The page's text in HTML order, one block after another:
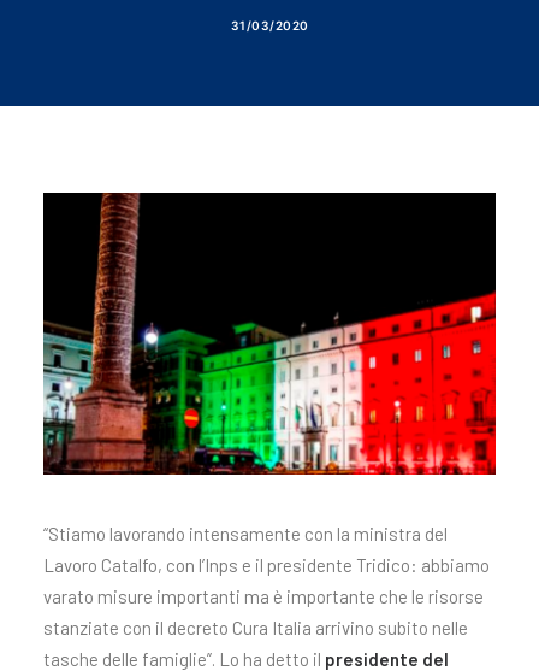
31/03/2020
“Stiamo lavorando intensamente con la ministra del
Lavoro Catalfo, con l’Inps e il presidente Tridico: abbiamo
varato misure importanti ma è importante che le risorse
stanziate con il decreto Cura Italia arrivino subito nelle
tasche delle famiglie”. Lo ha detto il presidente del